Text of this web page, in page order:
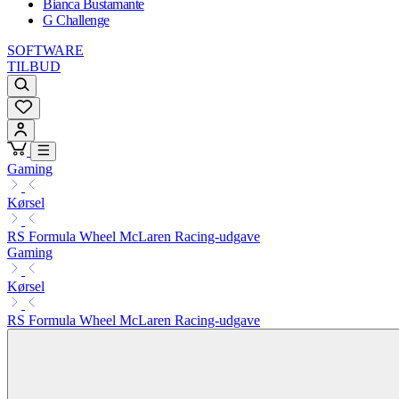
Bianca Bustamante
G Challenge
SOFTWARE
TILBUD
Gaming
Kørsel
RS Formula Wheel McLaren Racing-udgave
Gaming
Kørsel
RS Formula Wheel McLaren Racing-udgave